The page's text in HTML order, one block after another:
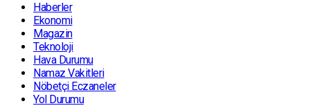
Haberler
Ekonomi
Magazin
Teknoloji
Hava Durumu
Namaz Vakitleri
Nöbetçi Eczaneler
Yol Durumu